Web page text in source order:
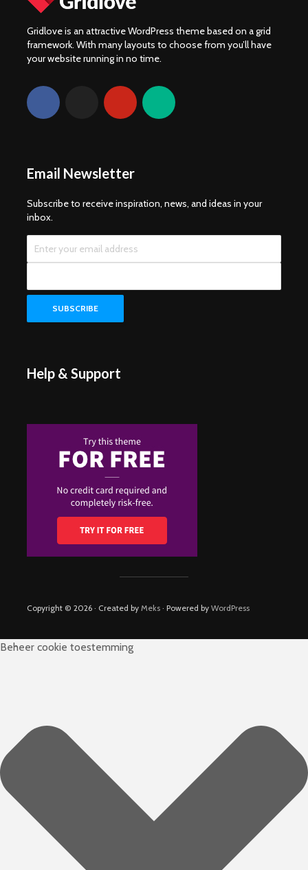
Gridlove is an attractive WordPress theme based on a grid
framework. With many layouts to choose from you’ll have
your website running in no time.
Email Newsletter
Subscribe to receive inspiration, news, and ideas in your
inbox.
Help & Support
Copyright © 2026 · Created by Meks · Powered by WordPress
Beheer cookie toestemming